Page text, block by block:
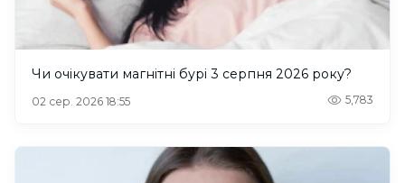
Чи очікувати магнітні бурі 3 серпня 2026 року?
02 сер. 2026 18:55 5,783